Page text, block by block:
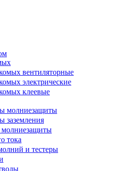
вентиляторные
электрические
клеевые
молниезащиты
заземления
молниезащиты
тока
и тестеры